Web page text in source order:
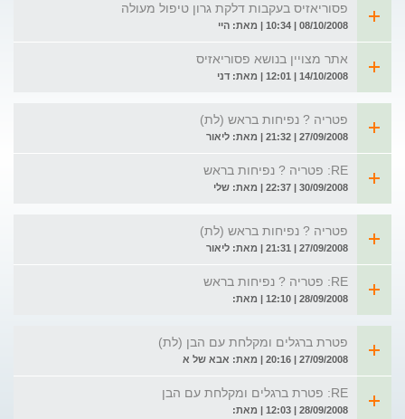
פסוריאזיס בעקבות דלקת גרון טיפול מעולה
08/10/2008 | 10:34 | מאת: היי
אתר מצויין בנושא פסוריאזיס
14/10/2008 | 12:01 | מאת: דני
פטריה ? נפיחות בראש (לת)
27/09/2008 | 21:32 | מאת: ליאור
RE: פטריה ? נפיחות בראש
30/09/2008 | 22:37 | מאת: שלי
פטריה ? נפיחות בראש (לת)
27/09/2008 | 21:31 | מאת: ליאור
RE: פטריה ? נפיחות בראש
28/09/2008 | 12:10 | מאת:
פטרת ברגלים ומקלחת עם הבן (לת)
27/09/2008 | 20:16 | מאת: אבא של א
RE: פטרת ברגלים ומקלחת עם הבן
28/09/2008 | 12:03 | מאת: